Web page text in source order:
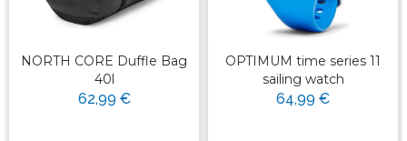
NORTH CORE Duffle Bag
40l
62,99 €
OPTIMUM time series 11
sailing watch
64,99 €